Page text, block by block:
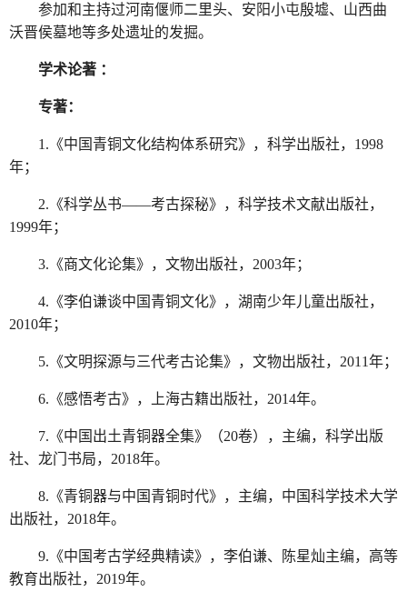
参加和主持过河南偃师二里头、安阳小屯殷墟、山西曲
沃晋侯墓地等多处遗址的发掘。
学术论著 ：
专著：
1.《中国青铜文化结构体系研究》，科学出版社，1998
年；
2.《科学丛书——考古探秘》，科学技术文献出版社，
1999年；
3.《商文化论集》，文物出版社，2003年；
4.《李伯谦谈中国青铜文化》，湖南少年儿童出版社，
2010年；
5.《文明探源与三代考古论集》，文物出版社，2011年；
6.《感悟考古》，上海古籍出版社，2014年。
7.《中国出土青铜器全集》（20卷），主编，科学出版
社、龙门书局，2018年。
8.《青铜器与中国青铜时代》，主编，中国科学技术大学
出版社，2018年。
9.《中国考古学经典精读》，李伯谦、陈星灿主编，高等
教育出版社，2019年。